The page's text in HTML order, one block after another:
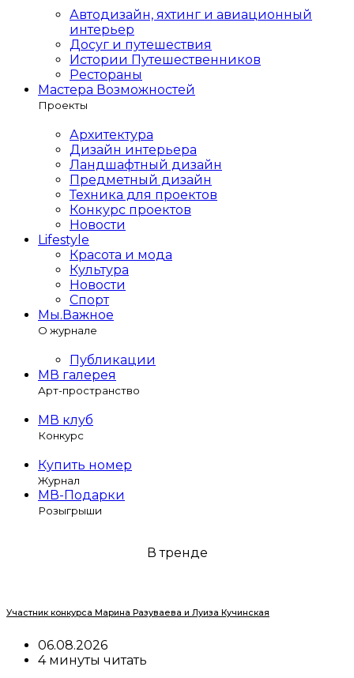
Автодизайн, яхтинг и авиационный
интерьер
Досуг и путешествия
Истории Путешественников
Рестораны
Мастера Возможностей
Проекты
Архитектура
Дизайн интерьера
Ландшафтный дизайн
Предметный дизайн
Техника для проектов
Конкурс проектов
Новости
Lifestyle
Красота и мода
Культура
Новости
Спорт
Мы.Важное
О журнале
Публикации
МВ галерея
Арт-пространство
МВ клуб
Конкурс
Купить номер
Журнал
МВ-Подарки
Розыгрыши
В тренде
Участник конкурса Марина Разуваева и Луиза Кучинская
06.08.2026
4 минуты читать